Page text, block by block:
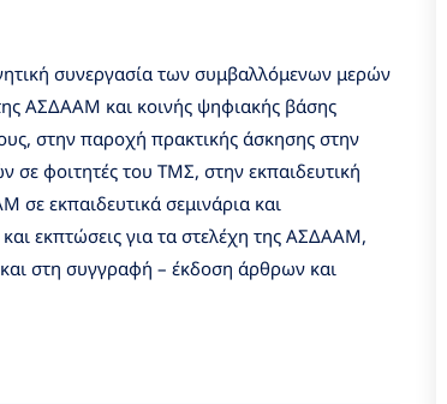
συνεργασία των συμβαλλόμενων μερών
ΑΣΔΑΑΜ και κοινής ψηφιακής βάσης
στην παροχή πρακτικής άσκησης στην
σε φοιτητές του ΤΜΣ, στην εκπαιδευτική
εκπαιδευτικά σεμινάρια και
εκπτώσεις για τα στελέχη της ΑΣΔΑΑΜ,
στη συγγραφή – έκδοση άρθρων και